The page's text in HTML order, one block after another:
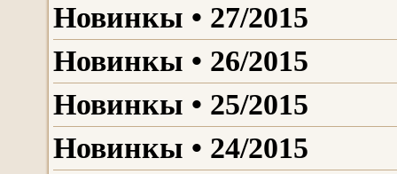
Новинкы • 27/2015
Новинкы • 26/2015
Новинкы • 25/2015
Новинкы • 24/2015